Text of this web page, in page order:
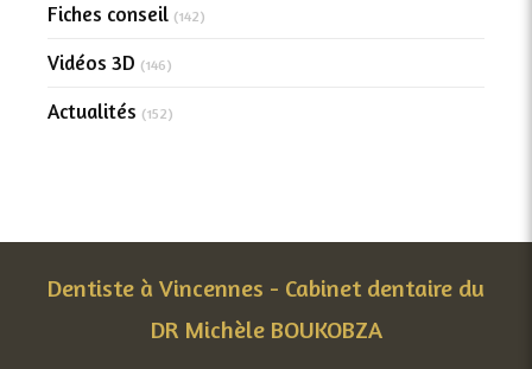
Fiches conseil (142)
Vidéos 3D (146)
Actualités (152)
Dentiste à Vincennes - Cabinet dentaire du
DR Michèle BOUKOBZA